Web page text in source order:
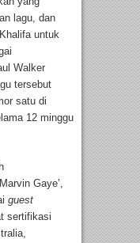
lagu, dan
untuk
Walker
tersebut
satu di
12 minggu
Gaye’,
guest
sertifikasi